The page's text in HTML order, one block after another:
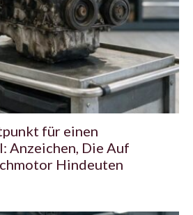
für einen
Anzeichen, Die Auf
Hindeuten